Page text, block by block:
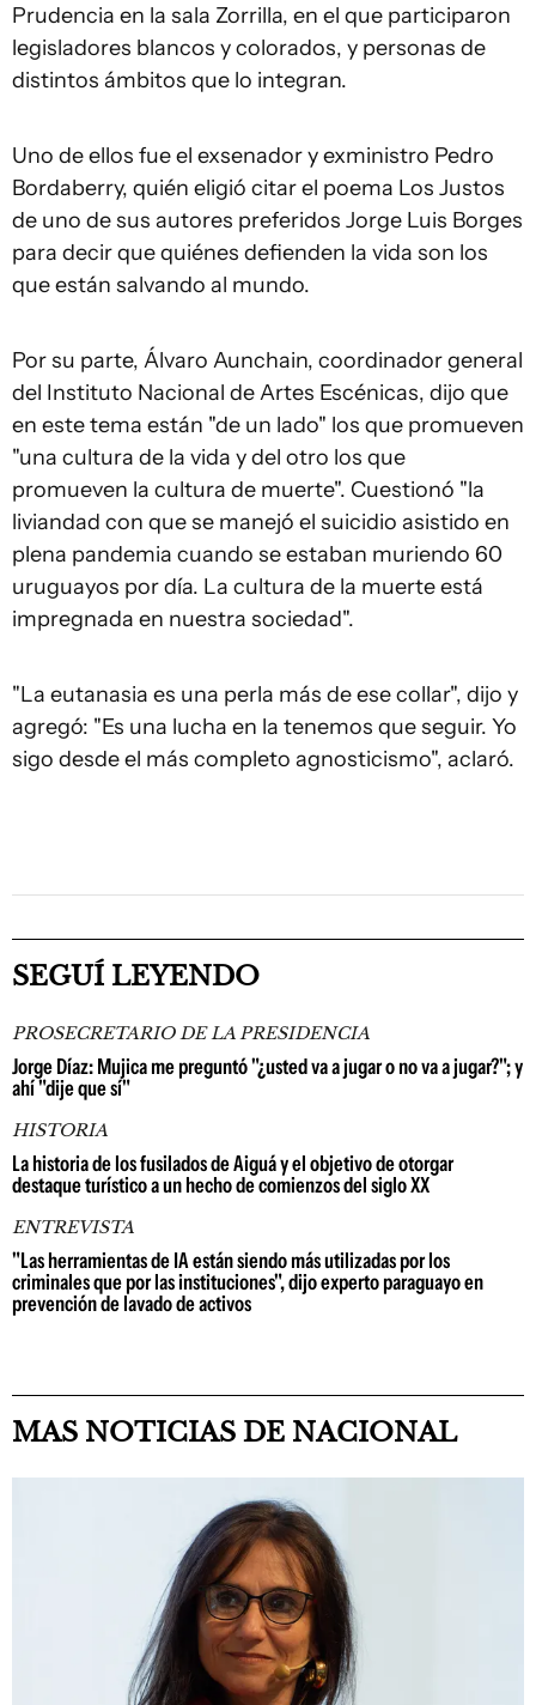
Prudencia en la sala Zorrilla, en el que participaron
legisladores blancos y colorados, y personas de
distintos ámbitos que lo integran.
Uno de ellos fue el exsenador y exministro Pedro
Bordaberry, quién eligió citar el poema Los Justos
de uno de sus autores preferidos Jorge Luis Borges
para decir que quiénes defienden la vida son los
que están salvando al mundo.
Por su parte, Álvaro Aunchain, coordinador general
del Instituto Nacional de Artes Escénicas, dijo que
en este tema están "de un lado" los que promueven
"una cultura de la vida y del otro los que
promueven la cultura de muerte". Cuestionó "la
liviandad con que se manejó el suicidio asistido en
plena pandemia cuando se estaban muriendo 60
uruguayos por día. La cultura de la muerte está
impregnada en nuestra sociedad".
"La eutanasia es una perla más de ese collar", dijo y
agregó: "Es una lucha en la tenemos que seguir. Yo
sigo desde el más completo agnosticismo", aclaró.
SEGUÍ LEYENDO
PROSECRETARIO DE LA PRESIDENCIA
Jorge Díaz: Mujica me preguntó "¿usted va a jugar o no va a jugar?"; y
ahí "dije que sí"
HISTORIA
La historia de los fusilados de Aiguá y el objetivo de otorgar
destaque turístico a un hecho de comienzos del siglo XX
ENTREVISTA
"Las herramientas de IA están siendo más utilizadas por los
criminales que por las instituciones", dijo experto paraguayo en
prevención de lavado de activos
MAS NOTICIAS DE NACIONAL